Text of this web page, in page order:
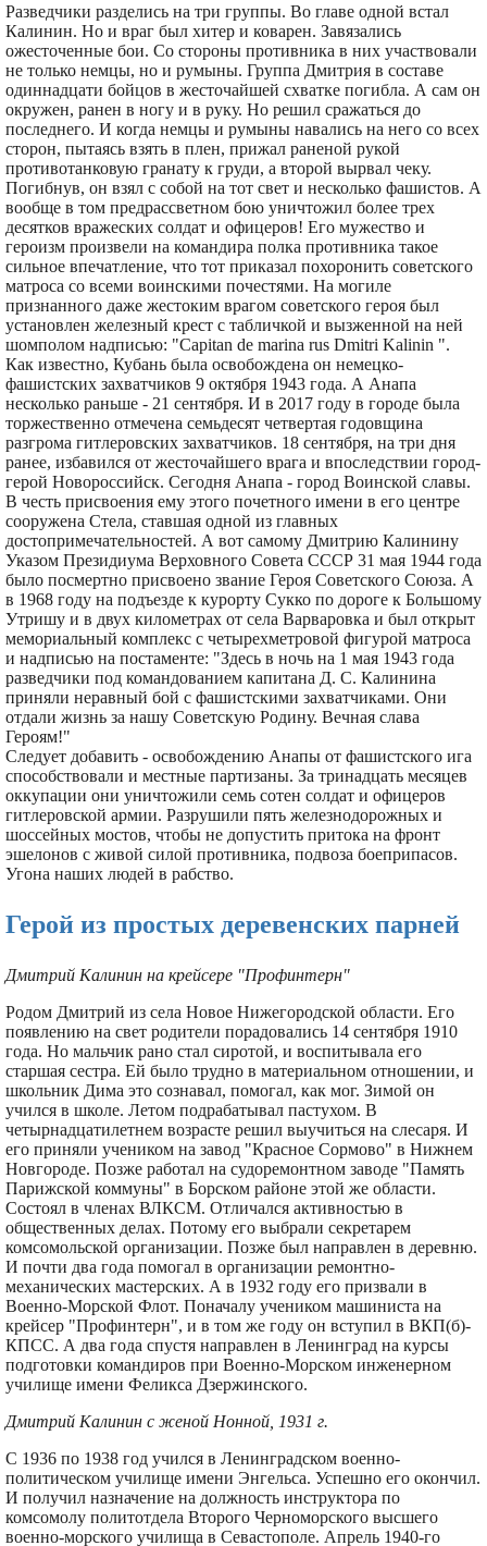
Разведчики разделись на три группы. Во главе одной встал
Калинин. Но и враг был хитер и коварен. Завязались
ожесточенные бои. Со стороны противника в них участвовали
не только немцы, но и румыны. Группа Дмитрия в составе
одиннадцати бойцов в жесточайшей схватке погибла. А сам он
окружен, ранен в ногу и в руку. Но решил сражаться до
последнего. И когда немцы и румыны навались на него со всех
сторон, пытаясь взять в плен, прижал раненой рукой
противотанковую гранату к груди, а второй вырвал чеку.
Погибнув, он взял с собой на тот свет и несколько фашистов. А
вообще в том предрассветном бою уничтожил более трех
десятков вражеских солдат и офицеров! Его мужество и
героизм произвели на командира полка противника такое
сильное впечатление, что тот приказал похоронить советского
матроса со всеми воинскими почестями. На могиле
признанного даже жестоким врагом советского героя был
установлен железный крест с табличкой и вызженной на ней
шомполом надписью: "Capitan de marina rus Dmitri Kalinin ".
Как известно, Кубань была освобождена он немецко-
фашистских захватчиков 9 октября 1943 года. А Анапа
несколько раньше - 21 сентября. И в 2017 году в городе была
торжественно отмечена семьдесят четвертая годовщина
разгрома гитлеровских захватчиков. 18 сентября, на три дня
ранее, избавился от жесточайшего врага и впоследствии город-
герой Новороссийск. Сегодня Анапа - город Воинской славы.
В честь присвоения ему этого почетного имени в его центре
сооружена Стела, ставшая одной из главных
достопримечательностей. А вот самому Дмитрию Калинину
Указом Президиума Верховного Совета СССР 31 мая 1944 года
было посмертно присвоено звание Героя Советского Союза. А
в 1968 году на подъезде к курорту Сукко по дороге к Большому
Утришу и в двух километрах от села Варваровка и был открыт
мемориальный комплекс с четырехметровой фигурой матроса
и надписью на постаменте: "Здесь в ночь на 1 мая 1943 года
разведчики под командованием капитана Д. С. Калинина
приняли неравный бой с фашистскими захватчиками. Они
отдали жизнь за нашу Советскую Родину. Вечная слава
Героям!"
Следует добавить - освобождению Анапы от фашистского ига
способствовали и местные партизаны. За тринадцать месяцев
оккупации они уничтожили семь сотен солдат и офицеров
гитлеровской армии. Разрушили пять железнодорожных и
шоссейных мостов, чтобы не допустить притока на фронт
эшелонов с живой силой противника, подвоза боеприпасов.
Угона наших людей в рабство.
Герой из простых деревенских парней
Дмитрий Калинин на крейсере "Профинтерн"
Родом Дмитрий из села Новое Нижегородской области. Его
появлению на свет родители порадовались 14 сентября 1910
года. Но мальчик рано стал сиротой, и воспитывала его
старшая сестра. Ей было трудно в материальном отношении, и
школьник Дима это сознавал, помогал, как мог. Зимой он
учился в школе. Летом подрабатывал пастухом. В
четырнадцатилетнем возрасте решил выучиться на слесаря. И
его приняли учеником на завод "Красное Сормово" в Нижнем
Новгороде. Позже работал на судоремонтном заводе "Память
Парижской коммуны" в Борском районе этой же области.
Состоял в членах ВЛКСМ. Отличался активностью в
общественных делах. Потому его выбрали секретарем
комсомольской организации. Позже был направлен в деревню.
И почти два года помогал в организации ремонтно-
механических мастерских. А в 1932 году его призвали в
Военно-Морской Флот. Поначалу учеником машиниста на
крейсер "Профинтерн", и в том же году он вступил в ВКП(б)-
КПСС. А два года спустя направлен в Ленинград на курсы
подготовки командиров при Военно-Морском инженерном
училище имени Феликса Дзержинского.
Дмитрий Калинин с женой Нонной, 1931 г.
С 1936 по 1938 год учился в Ленинградском военно-
политическом училище имени Энгельса. Успешно его окончил.
И получил назначение на должность инструктора по
комсомолу политотдела Второго Черноморского высшего
военно-морского училища в Севастополе. Апрель 1940-го